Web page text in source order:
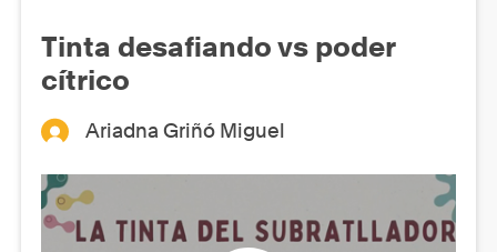
Tinta desafiando vs poder
cítrico
Ariadna Griñó Miguel